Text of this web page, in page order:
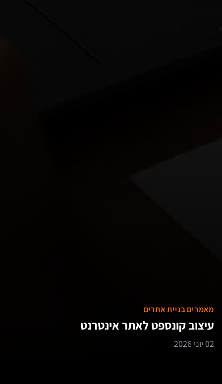
מאמרים בניית אתרים
עיצוב קונספט לאתר אינטרנט
02 יוני 2026